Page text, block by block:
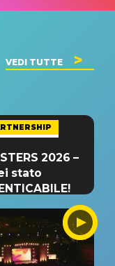
VEDI TUTTE
2026 –
stato